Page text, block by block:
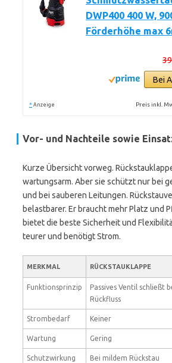
DWP400 400 W,
Förderhöhe max
Bei
* Anzeige Preis inkl.
Vor- und Nachteile sowie
Kurze Übersicht vorweg.
wartungsarm. Aber sie schützt nur bei
und bei sauberen Leitungen.
belastbarer. Er braucht mehr Platz und
bietet die beste Sicherheit und
teurer und benötigt Strom.
MERKMAL RÜCKSTAUKLAPPE
Funktionsprinzip
Passives Ventil schließt
Rückfluss
Strombedarf Keiner
Wartung Gering
Schutzwirkung
Bei mildem Rückstau